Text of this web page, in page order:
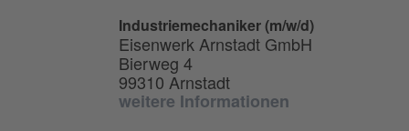
Industriemechaniker (m/w/d)
Eisenwerk Arnstadt GmbH
Bierweg 4
99310 Arnstadt
weitere Informationen